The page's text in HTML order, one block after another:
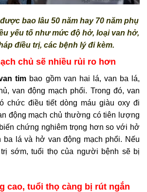
bao lâu 50 năm hay 70 năm phụ
yếu tố như mức độ hở, loại van hở,
điều trị, các bệnh lý đi kèm.
chủ sẽ nhiều rủi ro hơn
tim bao gồm van hai lá, van ba lá,
van động mạch phổi. Trong đó, van
chức điều tiết dòng máu giàu oxy đi
động mạch chủ thường có tiên lượng
chứng nghiêm trọng hơn so với hở
ba lá và hở van động mạch phổi. Nếu
sớm, tuổi thọ của người bệnh sẽ bị
cao, tuổi thọ càng bị rút ngắn